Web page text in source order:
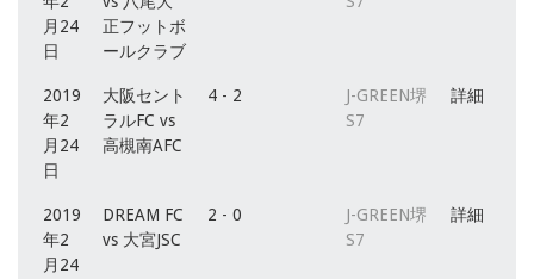
月24
日
正フットボ
ールクラブ
2019
年2
月24
日
大阪セント
ラルFC vs
高槻南AFC
4 - 2
J-GREEN堺
S7
詳細
2019
年2
月24
DREAM FC
vs 大宮JSC
2 - 0
J-GREEN堺
S7
詳細